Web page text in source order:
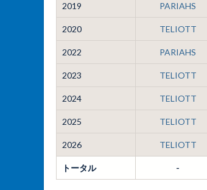
2019 PARIAHS
2020 TELIOTT
2022 PARIAHS
2023 TELIOTT
2024 TELIOTT
2025 TELIOTT
2026 TELIOTT
トータル -